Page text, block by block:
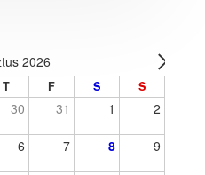
2026
T F S S
30 31 1 2
6 7 8 9